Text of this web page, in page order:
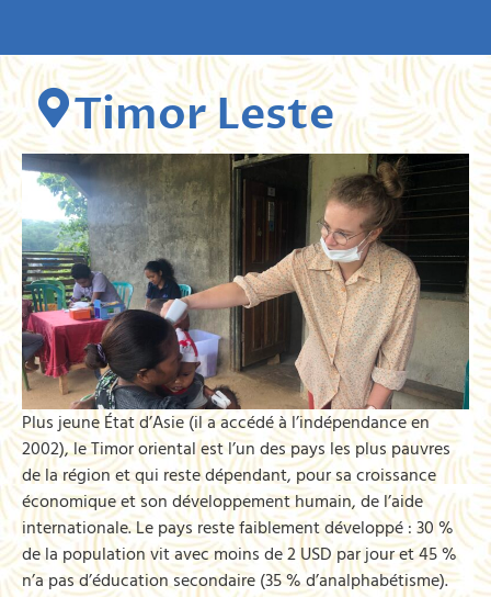
Timor Leste
Plus jeune État d’Asie (il a accédé à l’indépendance en
2002), le Timor oriental est l’un des pays les plus pauvres
de la région et qui reste dépendant, pour sa croissance
économique et son développement humain, de l’aide
internationale. Le pays reste faiblement développé : 30 %
de la population vit avec moins de 2 USD par jour et 45 %
n’a pas d’éducation secondaire (35 % d’analphabétisme).